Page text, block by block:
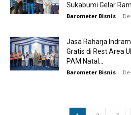
Sukabumi Gelar
Barometer Bisnis -
Jasa Raharja
Gratis di Rest Area
PAM Natal...
Barometer Bisnis -